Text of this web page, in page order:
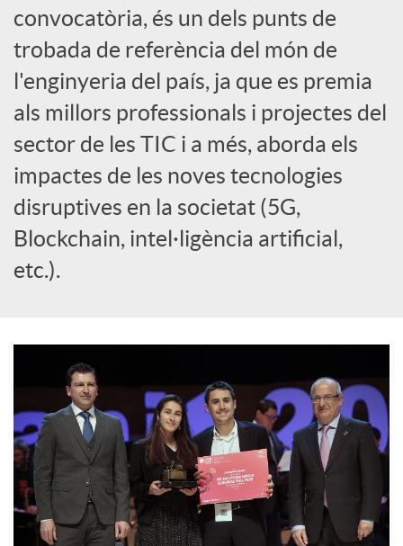
a
l
s
convocatòria, és un dels punts de
trobada de referència del món de
l'enginyeria del país, ja que es premia
als millors professionals i projectes del
sector de les TIC i a més, aborda els
impactes de les noves tecnologies
disruptives en la societat (5G,
Blockchain, intel·ligència artificial,
etc.).